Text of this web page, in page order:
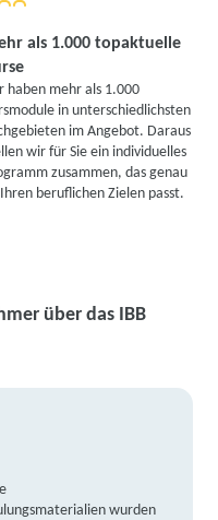
als 1.000 topaktuelle
haben mehr als 1.000
in unterschiedlichsten
im Angebot. Daraus
wir für Sie ein individuelles
zusammen, das genau
beruflichen Zielen passt.
über das IBB
wurden